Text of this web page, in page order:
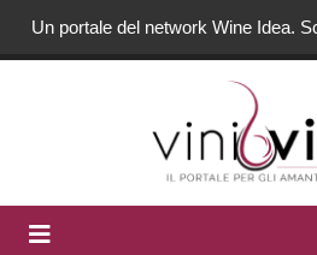
Un portale del network Wine Idea.